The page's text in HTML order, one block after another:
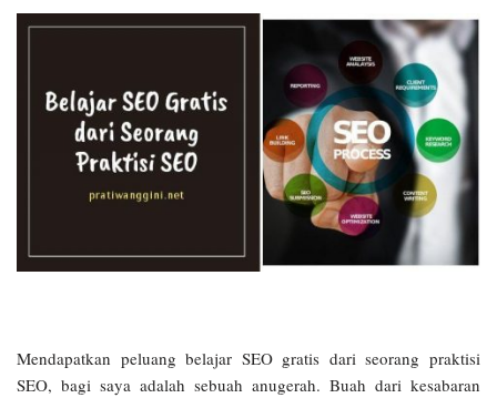
Mendapatkan peluang belajar SEO gratis dari seorang praktisi
SEO, bagi saya adalah sebuah anugerah. Buah dari kesabaran